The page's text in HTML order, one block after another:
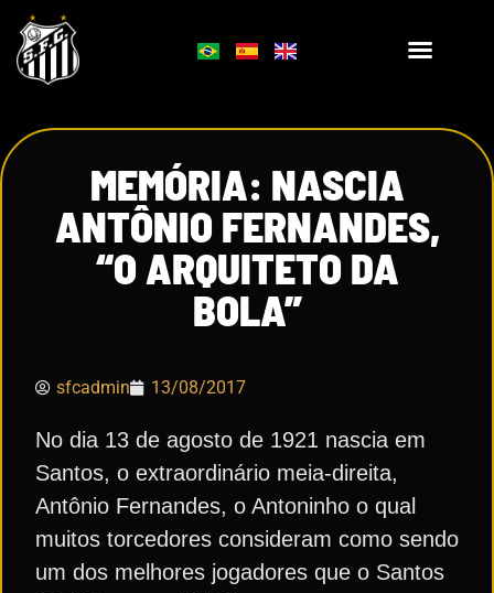
MEMÓRIA: NASCIA
ANTÔNIO FERNANDES,
“O ARQUITETO DA
BOLA”
sfcadmin 13/08/2017
No dia 13 de agosto de 1921 nascia em
Santos, o extraordinário meia-direita,
Antônio Fernandes, o Antoninho o qual
muitos torcedores consideram como sendo
um dos melhores jogadores que o Santos